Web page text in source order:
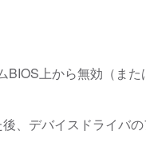
上から無効（ま
、デバイスドライバ